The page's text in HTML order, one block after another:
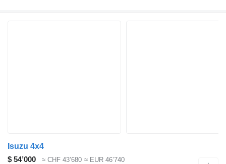
Isuzu 4x4
$ 54’000
≈ CHF 43’680 ≈ EUR 46’740